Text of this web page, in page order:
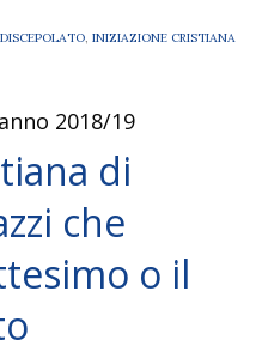
, INIZIAZIONE CRISTIANA
2018/19
di
che
o il